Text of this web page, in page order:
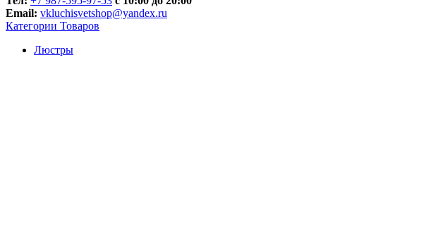
Email: vkluchisvetshop@yandex.ru
Категории Товаров
Люстры